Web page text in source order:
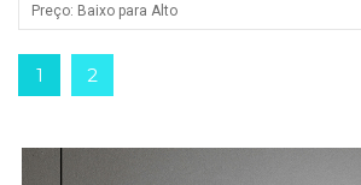
Preço: Baixo para Alto
1 2